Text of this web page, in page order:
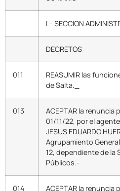
I – SECCION
DECRETOS
011
REASUMIR las
de Salta._
013
ACEPTAR la
01/11/22, por el
JESUS EDUARDO
Agrupamiento
12, dependiente de la
Públicos.-
014
ACEPTAR la